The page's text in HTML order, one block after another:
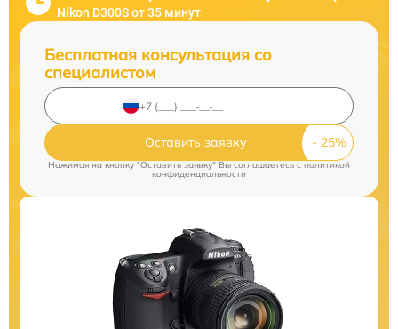
Nikon D300S от 35 минут
Бесплатная консультация со
специалистом
Оставить заявку
Нажимая на кнопку "Оставить заявку" Вы соглашаетесь cполитикой
конфиденциальности